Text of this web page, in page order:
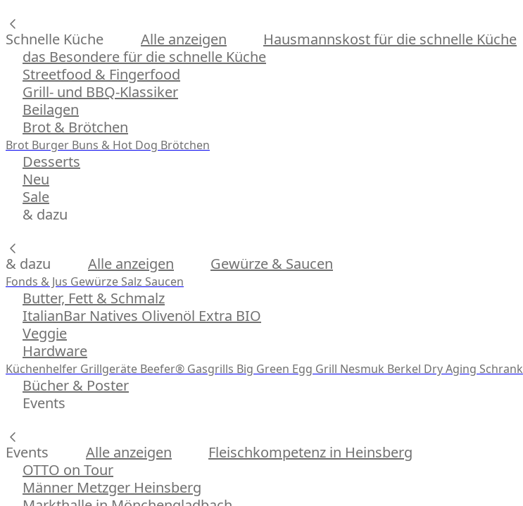
Schnelle Küche Alle anzeigen
Hausmannskost für die schnelle Küche
das Besondere für die schnelle Küche
Streetfood & Fingerfood
Grill- und BBQ-Klassiker
Beilagen
Brot & Brötchen
Brot Burger Buns & Hot Dog Brötchen
Desserts
Neu
Sale
& dazu
& dazu Alle anzeigen Gewürze & Saucen
Fonds & Jus Gewürze Salz Saucen
Butter, Fett & Schmalz
ItalianBar Natives Olivenöl Extra BIO
Veggie
Hardware
Küchenhelfer Grillgeräte Beefer® Gasgrills Big Green Egg Grill Nesmuk Berkel Dry Aging Schrank
Bücher & Poster
Events
Events Alle anzeigen
Fleischkompetenz in Heinsberg
OTTO on Tour
Männer Metzger Heinsberg